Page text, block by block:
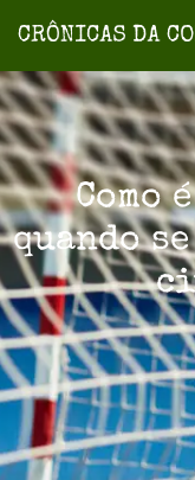
Como
quando